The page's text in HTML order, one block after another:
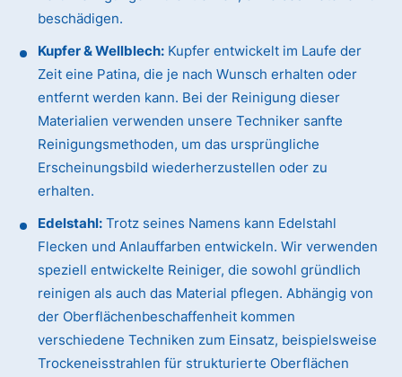
beschädigen.
Kupfer & Wellblech: Kupfer entwickelt im Laufe der
Zeit eine Patina, die je nach Wunsch erhalten oder
entfernt werden kann. Bei der Reinigung dieser
Materialien verwenden unsere Techniker sanfte
Reinigungsmethoden, um das ursprüngliche
Erscheinungsbild wiederherzustellen oder zu
erhalten.
Edelstahl: Trotz seines Namens kann Edelstahl
Flecken und Anlauffarben entwickeln. Wir verwenden
speziell entwickelte Reiniger, die sowohl gründlich
reinigen als auch das Material pflegen. Abhängig von
der Oberflächenbeschaffenheit kommen
verschiedene Techniken zum Einsatz, beispielsweise
Trockeneisstrahlen für strukturierte Oberflächen